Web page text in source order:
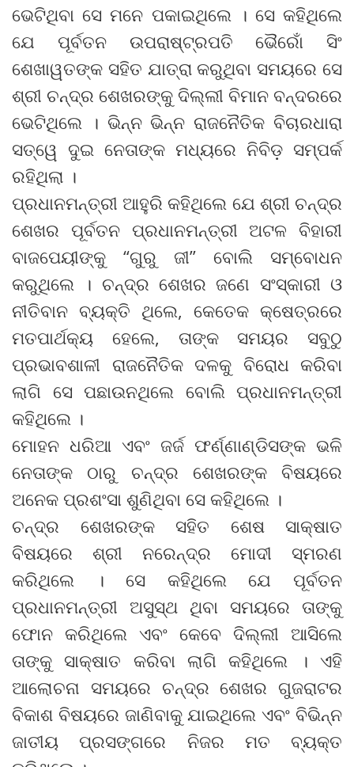
ଭେଟିଥିବା ସେ ମନେ ପକାଇଥିଲେ । ସେ କହିଥିଲେ
ଯେ ପୂର୍ବତନ ଉପରାଷ୍ଟ୍ରପତି ଭୈରୋଁ ସିଂ
ଶେଖାୱତଙ୍କ ସହିତ ଯାତ୍ରା କରୁଥିବା ସମୟରେ ସେ
ଶ୍ରୀ ଚନ୍ଦ୍ର ଶେଖରଙ୍କୁ ଦିଲ୍ଲୀ ବିମାନ ବନ୍ଦରରେ
ଭେଟିଥିଲେ । ଭିନ୍ନ ଭିନ୍ନ ରାଜନୈତିକ ବିଚାରଧାରା
ସତ୍ୱେ ଦୁଇ ନେତାଙ୍କ ମଧ୍ୟରେ ନିବିଡ଼ ସମ୍ପର୍କ
ରହିଥିଲା ।
ପ୍ରଧାନମନ୍ତ୍ରୀ ଆହୁରି କହିଥିଲେ ଯେ ଶ୍ରୀ ଚନ୍ଦ୍ର
ଶେଖର ପୂର୍ବତନ ପ୍ରଧାନମନ୍ତ୍ରୀ ଅଟଳ ବିହାରୀ
ବାଜପେୟୀଙ୍କୁ “ଗୁରୁ ଜୀ” ବୋଲି ସମ୍ବୋଧନ
କରୁଥିଲେ । ଚନ୍ଦ୍ର ଶେଖର ଜଣେ ସଂସ୍କାରୀ ଓ
ନୀତିବାନ ବ୍ୟକ୍ତି ଥିଲେ, କେତେକ କ୍ଷେତ୍ରରେ
ମତପାର୍ଥକ୍ୟ ହେଲେ, ତାଙ୍କ ସମୟର ସବୁଠୁ
ପ୍ରଭାବଶାଳୀ ରାଜନୈତିକ ଦଳକୁ ବିରୋଧ କରିବା
ଲାଗି ସେ ପଛାଉନଥିଲେ ବୋଲି ପ୍ରଧାନମନ୍ତ୍ରୀ
କହିଥିଲେ ।
ମୋହନ ଧରିଆ ଏବଂ ଜର୍ଜ ଫର୍ଣ୍ଣାଣ୍ଡିସଙ୍କ ଭଳି
ନେତାଙ୍କ ଠାରୁ ଚନ୍ଦ୍ର ଶେଖରଙ୍କ ବିଷୟରେ
ଅନେକ ପ୍ରଶଂସା ଶୁଣିଥିବା ସେ କହିଥିଲେ ।
ଚନ୍ଦ୍ର ଶେଖରଙ୍କ ସହିତ ଶେଷ ସାକ୍ଷାତ
ବିଷୟରେ ଶ୍ରୀ ନରେନ୍ଦ୍ର ମୋଦୀ ସ୍ମରଣ
କରିଥିଲେ । ସେ କହିଥିଲେ ଯେ ପୂର୍ବତନ
ପ୍ରଧାନମନ୍ତ୍ରୀ ଅସୁସ୍ଥ ଥିବା ସମୟରେ ତାଙ୍କୁ
ଫୋନ କରିଥିଲେ ଏବଂ କେବେ ଦିଲ୍ଲୀ ଆସିଲେ
ତାଙ୍କୁ ସାକ୍ଷାତ କରିବା ଲାଗି କହିଥିଲେ । ଏହି
ଆଲୋଚନା ସମୟରେ ଚନ୍ଦ୍ର ଶେଖର ଗୁଜରାଟର
ବିକାଶ ବିଷୟରେ ଜାଣିବାକୁ ଯାଇଥିଲେ ଏବଂ ବିଭିନ୍ନ
ଜାତୀୟ ପ୍ରସଙ୍ଗରେ ନିଜର ମତ ବ୍ୟକ୍ତ